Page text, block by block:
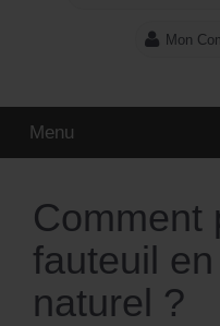
Mon
Menu
Comment
fauteuil
naturel ?